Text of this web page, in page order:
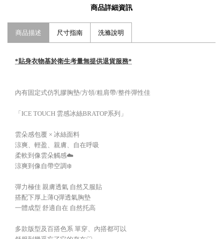
商品詳細資訊
商品描述 尺寸指南 洗滌說明
*貼身衣物基於衛生考量無提供退貨服務*
內有固定式仿乳膠胸墊/方領/粗肩帶/整件彈性佳
「ICE TOUCH 雲感冰絲BRATOP系列」
雲朵感包覆 × 冰絲面料
涼爽、輕盈、親膚、自在呼吸
柔軟到像雲朵觸感☁️
涼爽到像自帶空調❄️
彈力極佳 親膚透氣 自然又服貼
搭配下厚上薄Q彈透氣胸墊
一體成型 舒適自在 自然托高
多款版型及百搭色系 單穿、內搭都可以